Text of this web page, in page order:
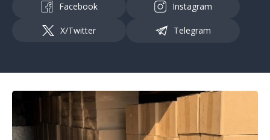
Facebook Instagram
X/Twitter Telegram